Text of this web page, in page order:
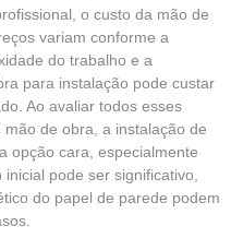
o custo da mão de
variam conforme a
do trabalho e a
para instalação pode custar
Ao avaliar todos esses
de obra, a instalação de
opção cara, especialmente
pode ser significativo,
do papel de parede podem